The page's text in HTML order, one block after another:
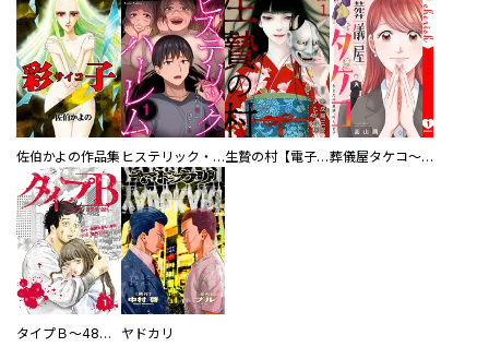
佐伯かよの作品集 ヒステリック・ハーレム～搾られる男と堕ちる女～【電子単行本版】 生贄の村【電子単行本版】 葬儀屋タケコ～あなたの最期、叶えます【電子単行本版】
タイプＢ～48時間後、致死率100％～【単話】 ヤドカリ